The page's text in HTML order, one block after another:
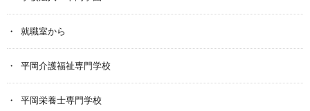
就職室から
平岡介護福祉専門学校
平岡栄養士専門学校